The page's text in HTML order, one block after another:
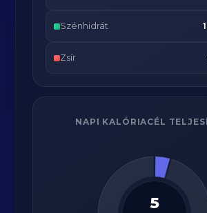
Szénhidrát
Zsír
NAPI KALÓRIACÉL
5